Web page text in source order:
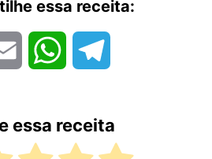
essa receita:
Email WhatsApp
essa receita